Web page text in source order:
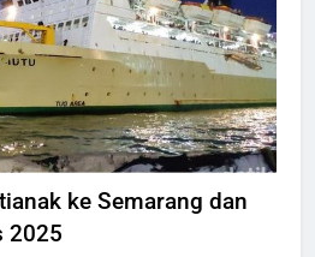
ke Semarang dan
2025